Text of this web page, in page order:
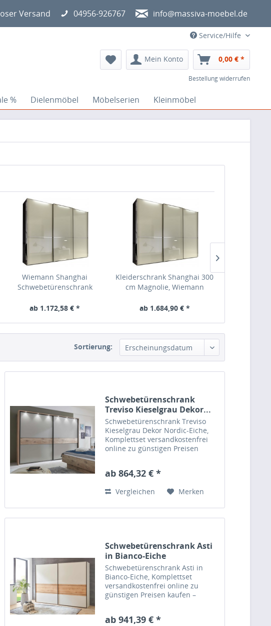
Versand 04956-926767 info@massiva-moebel.de
Service/Hilfe
Mein Konto 0,00 € *
Bestellung widerrufen
% Dielenmöbel Möbelserien Kleinmöbel
Wiemann Shanghai
Schwebetürenschrank
ab 1.172,58 € *
Kleiderschrank Shanghai 300
cm Magnolie, Wiemann
ab 1.684,90 € *
Sortierung:
Schwebetürenschrank
Treviso Kieselgrau Dekor...
Schwebetürenschrank Treviso
Kieselgrau Dekor Nordic-Eiche,
Komplettset versandkostenfrei
online zu günstigen Preisen
ab 864,32 € *
Vergleichen Merken
Schwebetürenschrank Asti
in Bianco-Eiche
Schwebetürenschrank Asti in
Bianco-Eiche, Komplettset
versandkostenfrei online zu
günstigen Preisen kaufen –
ab 941,39 € *